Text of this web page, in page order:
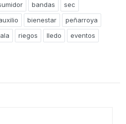
bandas
sec
bienestar
peñarroya
riegos lledo
eventos